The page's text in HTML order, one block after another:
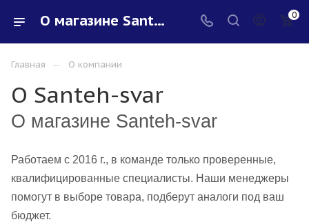
О магазине Santeh-svar 0
Главная — О компании
О Santeh-svar
О магазине Santeh-svar
Работаем с 2016 г., в команде только проверенные,
квалифицированные специалисты. Наши менеджеры
помогут в выборе товара, подберут аналоги под ваш
бюджет.